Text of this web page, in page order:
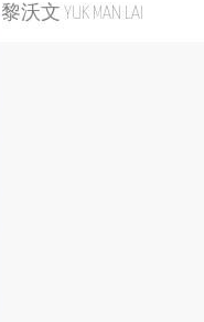
黎沃文 YUK MAN LAI